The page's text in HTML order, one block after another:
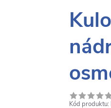
Kód produktu: